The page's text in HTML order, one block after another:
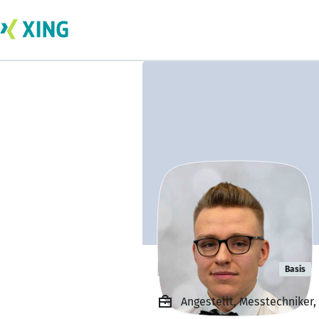
Erich Werner Basis
Angestellt, Messtechniker,